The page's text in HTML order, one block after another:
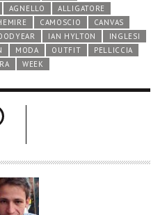
AGNELLO
ALLIGATORE
CAMOSCIO
CANVAS
IAN HYLTON
INGLESI
MODA OUTFIT
PELLICCIA
WEEK